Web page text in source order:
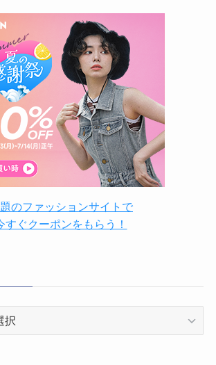
のファッションサイトで
すぐクーポンをもらう！